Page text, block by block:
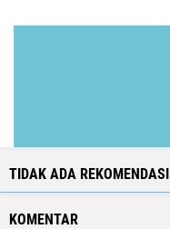
TIDAK ADA REKOMENDASI
KOMENTAR